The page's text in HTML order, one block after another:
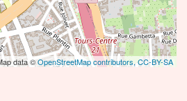
data ©OpenStreetMap contributors,CC-BY-SA